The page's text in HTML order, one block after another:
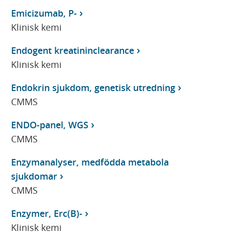
Emicizumab, P-
Klinisk kemi
Endogent kreatininclearance
Klinisk kemi
Endokrin sjukdom, genetisk utredning
CMMS
ENDO-panel, WGS
CMMS
Enzymanalyser, medfödda metabola
sjukdomar
CMMS
Enzymer, Erc(B)-
Klinisk kemi